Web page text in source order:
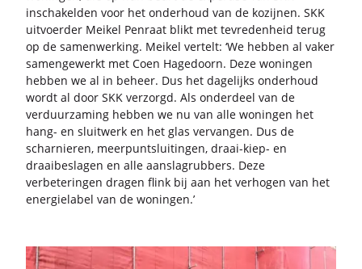
in­scha­kel­den voor het on­der­houd van de ko­zij­nen. SKK
uit­voer­der Mei­kel Pen­raat blikt met te­vre­den­heid terug
op de sa­men­wer­king. Mei­kel ver­telt: ‘We heb­ben al vaker
sa­men­ge­werkt met Coen Ha­ge­doorn. Deze wo­nin­gen
heb­ben we al in be­heer. Dus het da­ge­lijks on­der­houd
wordt al door SKK ver­zorgd. Als on­der­deel van de
ver­duur­za­ming heb­ben we nu van alle wo­nin­gen het
hang- en sluit­werk en het glas ver­van­gen. Dus de
schar­nie­ren, meer­punt­slui­tin­gen, draai-​kiep- en
draai­be­sla­gen en alle aan­slag­rub­bers. Deze
ver­be­te­rin­gen dra­gen flink bij aan het ver­ho­gen van het
ener­gie­la­bel van de wo­nin­gen.’